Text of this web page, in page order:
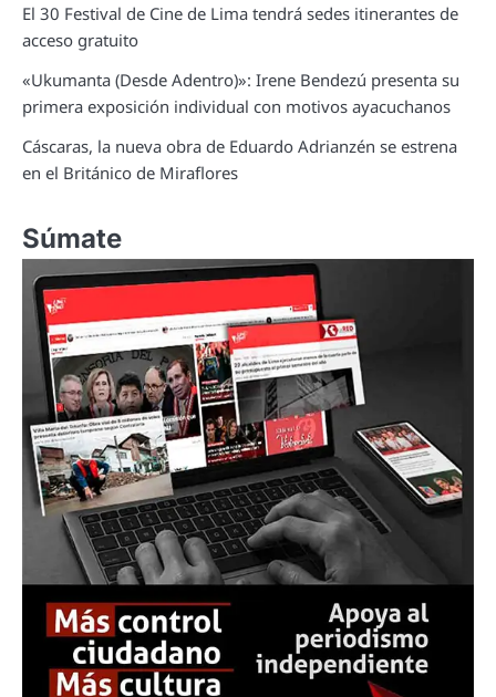
El 30 Festival de Cine de Lima tendrá sedes itinerantes de
acceso gratuito
«Ukumanta (Desde Adentro)»: Irene Bendezú presenta su
primera exposición individual con motivos ayacuchanos
Cáscaras, la nueva obra de Eduardo Adrianzén se estrena
en el Británico de Miraflores
Súmate